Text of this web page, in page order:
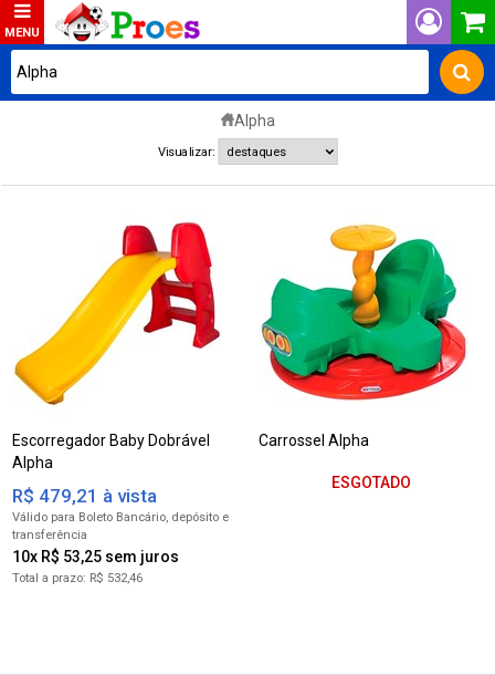
Alpha
Visualizar:
Escorregador Baby Dobrável
Alpha
R$ 532,46
10x R$ 53,25
R$ 479,21 à vista
para Boleto Bancário
Carrossel Alpha
ESGOTADO